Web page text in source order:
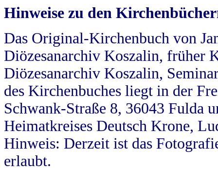
Hinweise zu den
Das Original-Kirchenbuch von
Diözesanarchiv Koszalin, früher
Diözesanarchiv Koszalin,
des Kirchenbuches liegt in der
Schwank-Straße 8, 36043 Fulda
Heimatkreises Deutsch Krone,
Hinweis: Derzeit ist das
erlaubt.